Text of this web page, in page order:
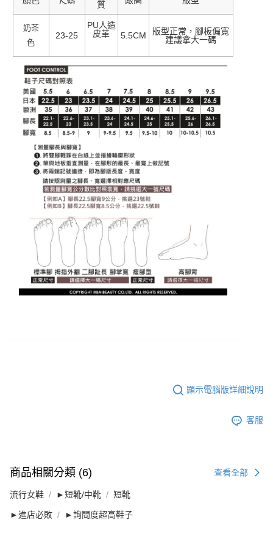
質
奶茶
色
23-25
PU人造
皮革
5.5CM
版型正常，腳板偏寬
建議拿大一碼
顯示電腦版詳細說明
客服
商品相關分類 (6) 查看全部
流行女鞋 ►短靴/中靴 短靴
►進店必敗 ►詢問度超高鞋子